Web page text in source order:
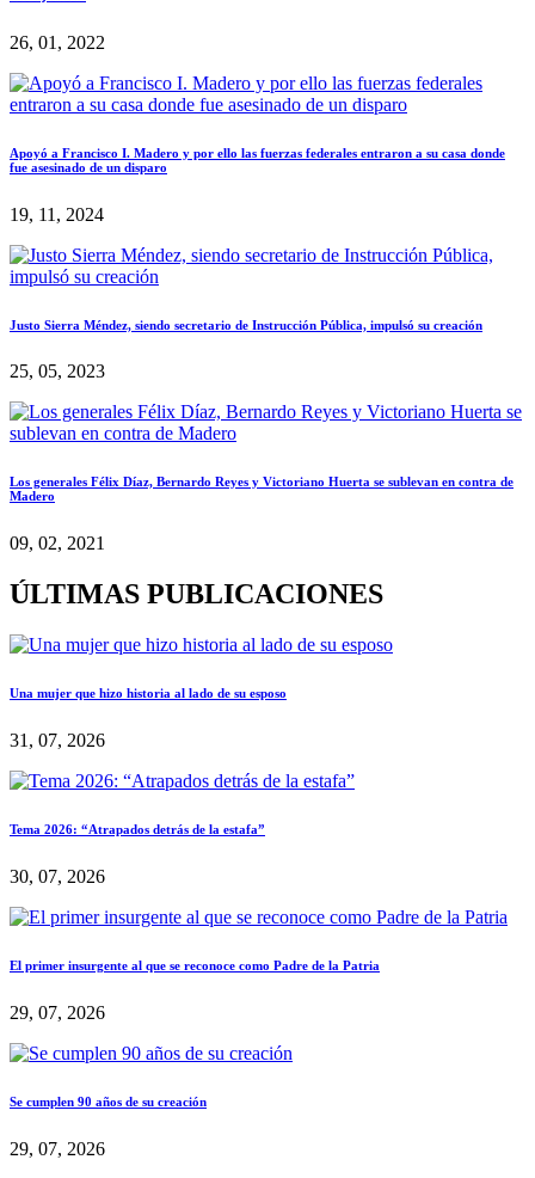
26, 01, 2022
Apoyó a Francisco I. Madero y por ello las fuerzas federales entraron a su casa donde
fue asesinado de un disparo
19, 11, 2024
Justo Sierra Méndez, siendo secretario de Instrucción Pública, impulsó su creación
25, 05, 2023
Los generales Félix Díaz, Bernardo Reyes y Victoriano Huerta se sublevan en contra de
Madero
09, 02, 2021
ÚLTIMAS PUBLICACIONES
Una mujer que hizo historia al lado de su esposo
31, 07, 2026
Tema 2026: “Atrapados detrás de la estafa”
30, 07, 2026
El primer insurgente al que se reconoce como Padre de la Patria
29, 07, 2026
Se cumplen 90 años de su creación
29, 07, 2026